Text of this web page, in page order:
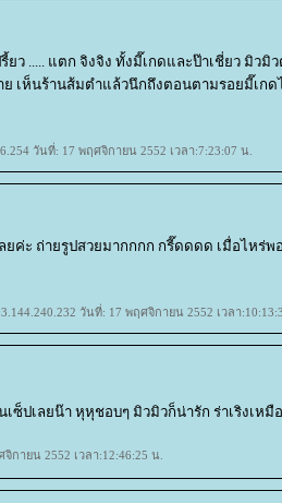
ว ..... แตก จิงจิง ทั้งมี๊เกดและป๊าเชี่ยว มิวมิ
เห็นร้านส้มตำแล้วนึกถึงตอนตามรอยมี๊เก
วันที่: 17 พฤศจิกายน 2552 เวลา:7:23:07 น.
ยค่ะ ถ่ายรูปสวยมากกกก กรี๊ดดดด เมื่อไหร่
วันที่: 17 พฤศจิกายน 2552 เวลา
ซ็ปเลยน๊า หุหุชอบๆ มิวมิวก็น่ารัก ร่าเริงเห
กายน 2552 เวลา:12:46:25 น.